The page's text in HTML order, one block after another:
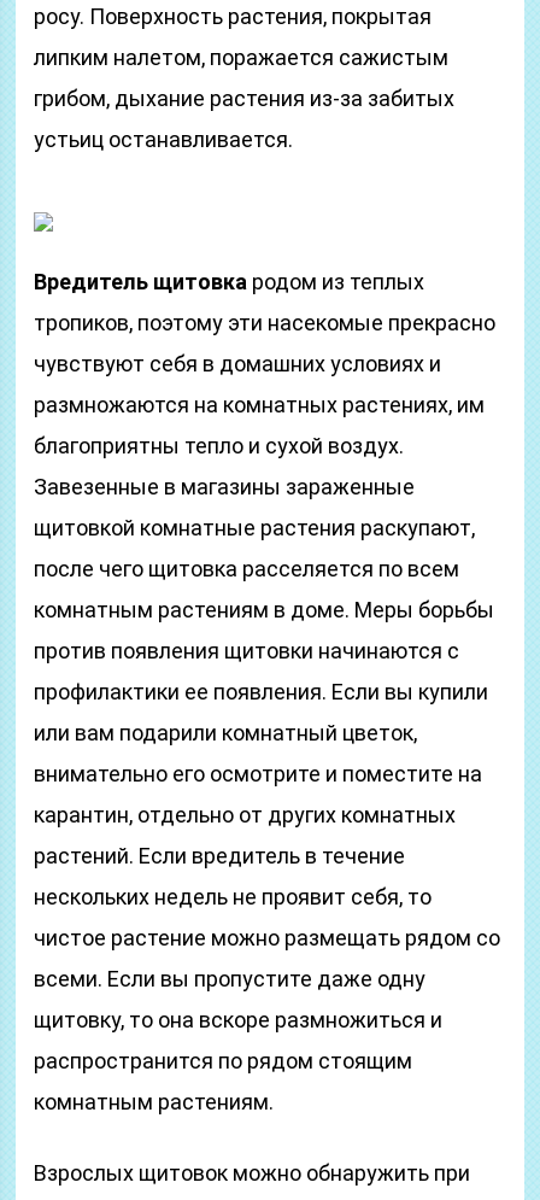
росу. Поверхность растения, покрытая
липким налетом, поражается сажистым
грибом, дыхание растения из-за забитых
устьиц останавливается.
Вредитель щитовка родом из теплых
тропиков, поэтому эти насекомые прекрасно
чувствуют себя в домашних условиях и
размножаются на комнатных растениях, им
благоприятны тепло и сухой воздух.
Завезенные в магазины зараженные
щитовкой комнатные растения раскупают,
после чего щитовка расселяется по всем
комнатным растениям в доме. Меры борьбы
против появления щитовки начинаются с
профилактики ее появления. Если вы купили
или вам подарили комнатный цветок,
внимательно его осмотрите и поместите на
карантин, отдельно от других комнатных
растений. Если вредитель в течение
нескольких недель не проявит себя, то
чистое растение можно размещать рядом со
всеми. Если вы пропустите даже одну
щитовку, то она вскоре размножиться и
распространится по рядом стоящим
комнатным растениям.
Взрослых щитовок можно обнаружить при